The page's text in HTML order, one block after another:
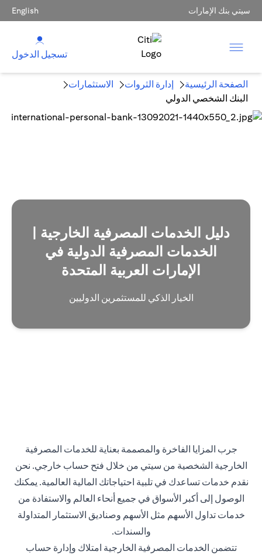
سيتي بنك الإمارات English
تسجيل الدخول
الصفحة الرئيسية إدارة الثروات
الاستثمارات
البنك الشخصي الدولي
دليل الخدمات المصرفية الخارجية |
الخدمات المصرفية الدولية في
الإمارات العربية المتحدة
الخيار الذكي للمستثمرين الدوليين
جرب المزايا الفاخرة والمصممة بعناية للخدمات المصرفية
الخارجية الشخصية من سيتي من خلال فتح حساب خارجي. نحن
نقدم خدمات تساعدك في تلبية احتياجاتك المالية العالمية. يمكنك
الوصول إلى أكبر الأسواق في جميع أنحاء العالم والاستفادة من
خدمات تداول الأسهم مثل الأسهم وصناديق الاستثمار المتداولة
والسندات.
تتضمن الخدمات المصرفية الخارجية امتلاك وإدارة حساب